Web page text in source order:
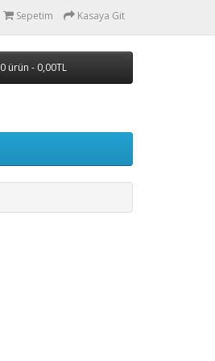
Sepetim Kasaya Git
0 ürün - 0,00TL